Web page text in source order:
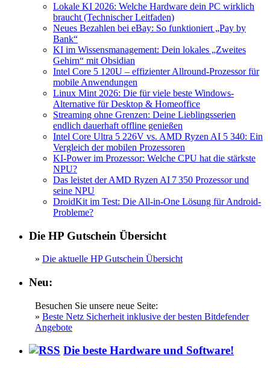
Lokale KI 2026: Welche Hardware dein PC wirklich
braucht (Technischer Leitfaden)
Neues Bezahlen bei eBay: So funktioniert „Pay by
Bank“
KI im Wissensmanagement: Dein lokales „Zweites
Gehirn“ mit Obsidian
Intel Core 5 120U – effizienter Allround-Prozessor für
mobile Anwendungen
Linux Mint 2026: Die für viele beste Windows-
Alternative für Desktop & Homeoffice
Streaming ohne Grenzen: Deine Lieblingsserien
endlich dauerhaft offline genießen
Intel Core Ultra 5 226V vs. AMD Ryzen AI 5 340: Ein
Vergleich der mobilen Prozessoren
KI-Power im Prozessor: Welche CPU hat die stärkste
NPU?
Das leistet der AMD Ryzen AI 7 350 Prozessor und
seine NPU
DroidKit im Test: Die All-in-One Lösung für Android-
Probleme?
Die HP Gutschein Übersicht
» Die aktuelle HP Gutschein Übersicht
Neu:
Besuchen Sie unsere neue Seite:
» Beste Netz Sicherheit inklusive der besten Bitdefender
Angebote
Die beste Hardware und Software!